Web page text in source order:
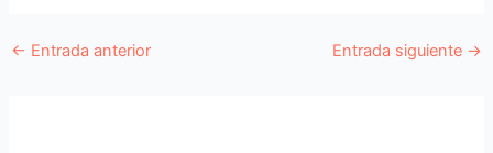
← Entrada anterior Entrada siguiente →